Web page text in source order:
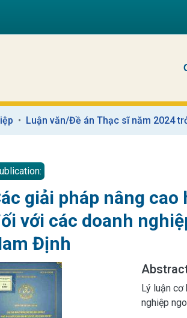
Luận văn/Đề án Thạc sĩ năm 2024
giải pháp nâng
với các doanh
Định
Lý luận cơ
nghiệp